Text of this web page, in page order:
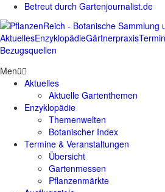
Betreut durch Gartenjournalist.de
AktuellesEnzyklopädieGärtnerpraxis
Bezugsquellen
Menü
Aktuelles
Aktuelle Gartenthemen
Enzyklopädie
Themenwelten
Botanischer Index
Termine & Veranstaltungen
Übersicht
Gartenmessen
Pflanzenmärkte